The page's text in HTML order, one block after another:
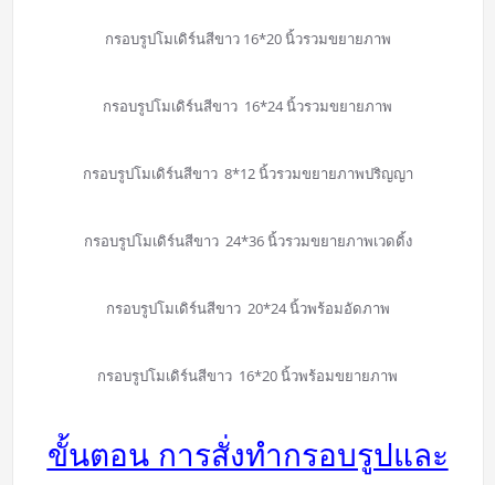
กรอบรูปโมเดิร์นสีขาว 16*20 นิ้วรวมขยายภาพ
กรอบรูปโมเดิร์นสีขาว 16*24 นิ้วรวมขยายภาพ
กรอบรูปโมเดิร์นสีขาว 8*12 นิ้วรวมขยายภาพปริญญา
กรอบรูปโมเดิร์นสีขาว 24*36 นิ้วรวมขยายภาพเวดดิ้ง
กรอบรูปโมเดิร์นสีขาว 20*24 นิ้วพร้อมอัดภาพ
กรอบรูปโมเดิร์นสีขาว 16*20 นิ้วพร้อมขยายภาพ
ขั้นตอน การสั่งทำกรอบรูปและ